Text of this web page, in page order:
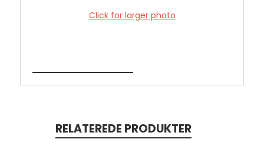
Click for larger photo
RELATEREDE PRODUKTER